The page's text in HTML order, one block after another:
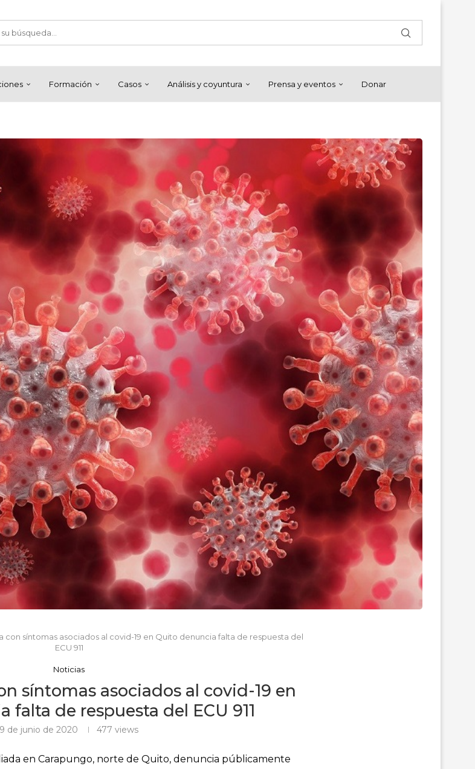
Formación Casos Análisis y coyuntura Prensa y eventos Donar
con síntomas asociados al covid-19 en Quito denuncia falta de respuesta del
ECU 911
Noticias
síntomas asociados al covid-19 en
falta de respuesta del ECU 911
9 de junio de 2020 477 views
en Carapungo, norte de Quito, denuncia públicamente